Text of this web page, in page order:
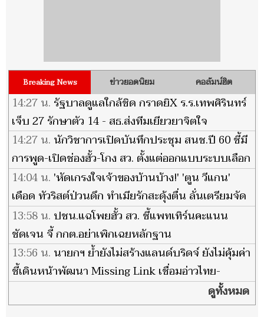
Breaking News ข่าวยอดนิยม คอลัมน์ฮิต
14:27 น. รัฐบาลดูแลใกล้ชิด กราดยิX ร.ร.เทพศิรินทร์
เจ็บ 27 รักษาตัว 14 - สธ.ส่งทีมเยียวยาจิตใจ
14:27 น. นักวิชาการเปิดบันทึกประชุม สนช.ปี 60 ชี้มี
การพูด-เปิดช่องฮั้ว-โกง สว. ตั้งแต่ออกแบบระบบเลือก
กันเอง
14:04 น. 'หัดเกรงใจเจ้าของบ้านบ้าง!' 'ตูน วีแกน'
เดือด ทัวริสต์ป่วนดึก ทำเมียรักสะดุ้งตื่น ลั่นเตรียมจัด
หนัก
13:58 น. ปชน.แฉโพยฮั้ว สว. ชี้แพทเทิร์นคะแนน
ชัดเจน จี้ กกต.อย่าเพิกเฉยหลักฐาน
13:56 น. นายกฯ ย้ำยังไม่สร้างแลนด์บริดจ์ ยังไม่คุ้มค่า
ชี้เดินหน้าพัฒนา Missing Link เชื่อมอ่าวไทย-
ดูทั้งหมด